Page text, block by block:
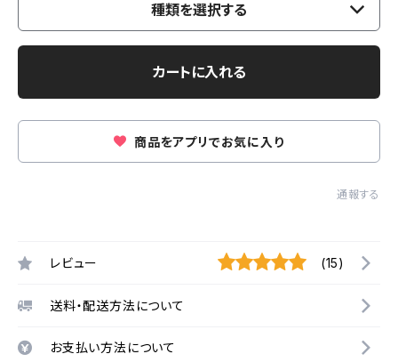
種類を選択する
カートに入れる
商品をアプリでお気に入り
通報する
レビュー (15)
送料・配送方法について
お支払い方法について